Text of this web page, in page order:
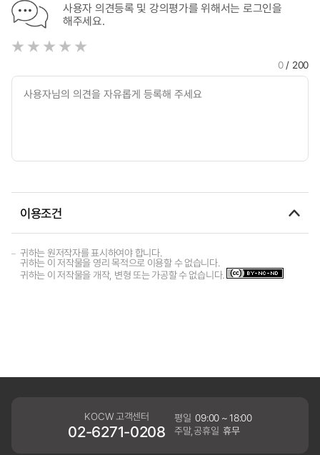
사용자 의견등록 및 강의평가를 위해서는 로그인을
해주세요.
0/ 200
이용조건
귀하는 원저작자를 표시하여야 합니다.
귀하는 이 저작물을 영리 목적으로 이용할 수 없습니다.
귀하는 이 저작물을 개작, 변형 또는 가공할 수 없습니다.
KOCW 고객센터
02-6271-0208
평일 09:00 ~ 18:00
주말,공휴일 휴무